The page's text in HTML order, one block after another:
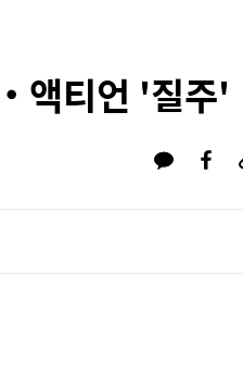
액티언 '질주'